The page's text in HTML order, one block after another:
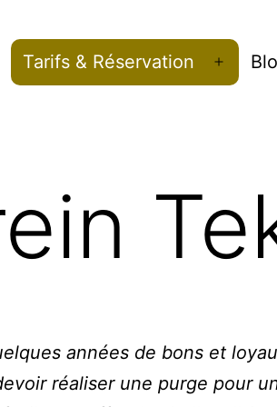
Tarifs & Réservation
Ouvrir
années de bons et
réaliser une purge pour